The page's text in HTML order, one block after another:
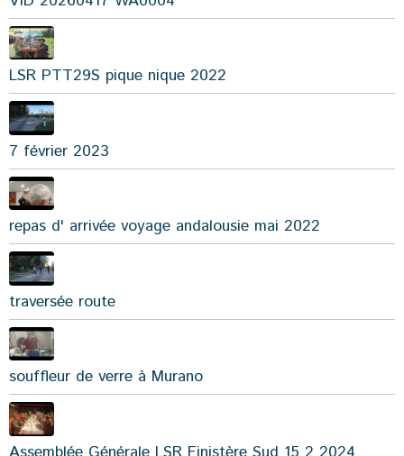
LSR PTT29S pique nique 2022
7 février 2023
repas d' arrivée voyage andalousie mai 2022
traversée route
souffleur de verre à Murano